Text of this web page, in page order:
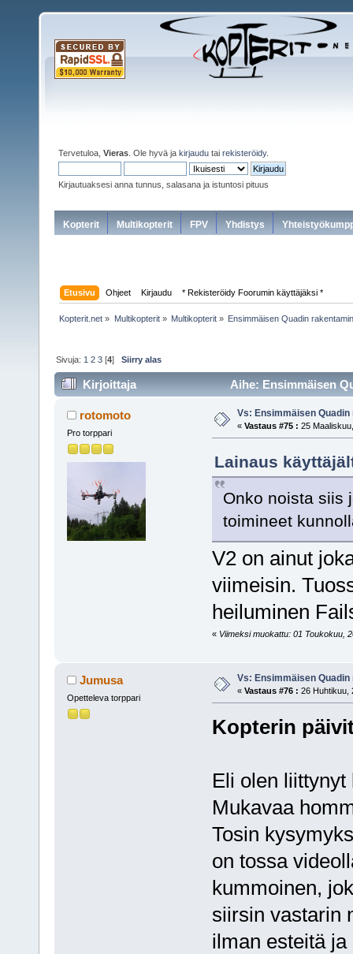
Tervetuloa, Vieras . Ole hyvä ja kirjaudu tai rekisteröidy.
Kirjautuaksesi anna tunnus, salasana ja istuntosi pituus
Kopterit Multikopterit FPV Yhdistys
Etusivu Ohjeet Kirjaudu * Rekisteröidy Foorumin käyttäjäksi *
Kopterit.net » Multikopterit» Multikopterit» Ensimmäisen Quadin
Sivuja: 1 2 3 [4]Siirry alas
Kirjoittaja Aihe: Ensimmäisen
rotomoto
Pro torppari
Vs: Ensimmäisen
« Vastaus #75 : 25
Lainaus
Onko noista siis
toimineet
V2 on ainut
viimeisin.
heiluminen
« Viimeksi muokattu: 01 Toukokuu,
Jumusa
Opetteleva torppari
Vs: Ensimmäisen
« Vastaus #76 : 26 Huhtikuu,
Kopterin
Eli olen
Mukavaa
Tosin
on tossa
kummoinen,
siirsin vastarin
ilman esteitä